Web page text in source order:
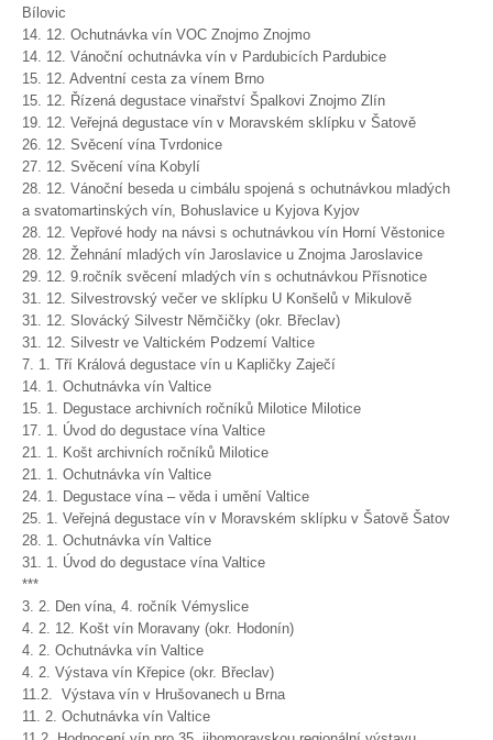
Bílovic
14. 12. Ochutnávka vín VOC Znojmo Znojmo
14. 12. Vánoční ochutnávka vín v Pardubicích Pardubice
15. 12. Adventní cesta za vínem Brno
15. 12. Řízená degustace vinařství Špalkovi Znojmo Zlín
19. 12. Veřejná degustace vín v Moravském sklípku v Šatově
26. 12. Svěcení vína Tvrdonice
27. 12. Svěcení vína Kobylí
28. 12. Vánoční beseda u cimbálu spojená s ochutnávkou mladých
a svatomartinských vín, Bohuslavice u Kyjova Kyjov
28. 12. Vepřové hody na návsi s ochutnávkou vín Horní Věstonice
28. 12. Žehnání mladých vín Jaroslavice u Znojma Jaroslavice
29. 12. 9.ročník svěcení mladých vín s ochutnávkou Přísnotice
31. 12. Silvestrovský večer ve sklípku U Konšelů v Mikulově
31. 12. Slovácký Silvestr Němčičky (okr. Břeclav)
31. 12. Silvestr ve Valtickém Podzemí Valtice
7. 1. Tří Králová degustace vín u Kapličky Zaječí
14. 1. Ochutnávka vín Valtice
15. 1. Degustace archivních ročníků Milotice Milotice
17. 1. Úvod do degustace vína Valtice
21. 1. Košt archivních ročníků Milotice
21. 1. Ochutnávka vín Valtice
24. 1. Degustace vína – věda i umění Valtice
25. 1. Veřejná degustace vín v Moravském sklípku v Šatově Šatov
28. 1. Ochutnávka vín Valtice
31. 1. Úvod do degustace vína Valtice
***
3. 2. Den vína, 4. ročník Vémyslice
4. 2. 12. Košt vín Moravany (okr. Hodonín)
4. 2. Ochutnávka vín Valtice
4. 2. Výstava vín Křepice (okr. Břeclav)
11.2. Výstava vín v Hrušovanech u Brna
11. 2. Ochutnávka vín Valtice